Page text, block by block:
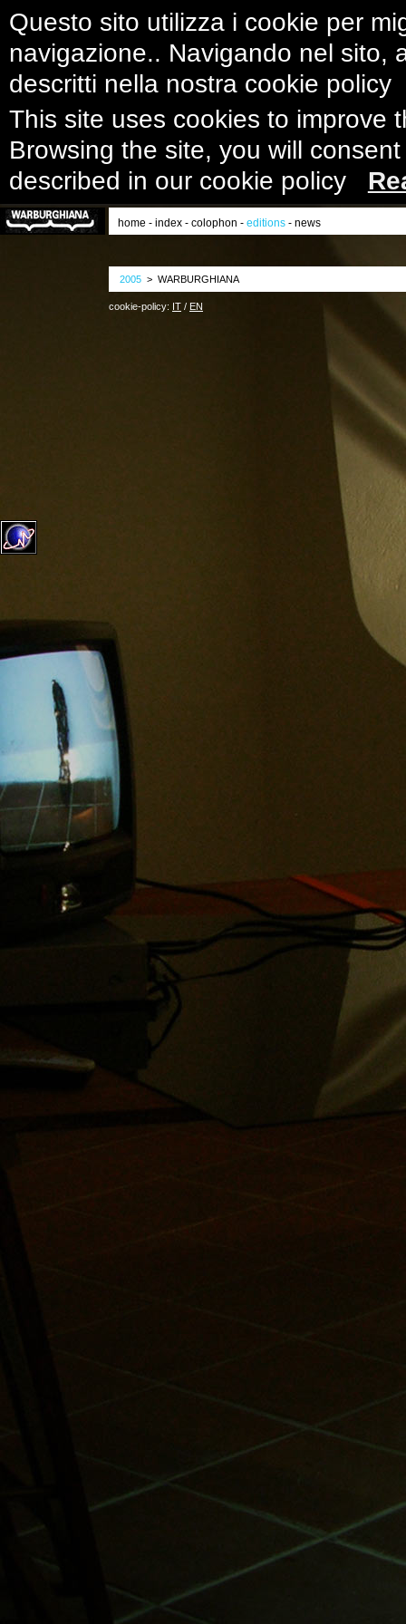
Questo sito utilizza i cookie per
navigazione.. Navigando nel sito,
descritti nella nostra cookie
This site uses cookies to improve
Browsing the site, you will
described in our cookie policy
home - index - colophon - editions - news
2005 > WARBURGHIANA
cookie-policy: IT / EN